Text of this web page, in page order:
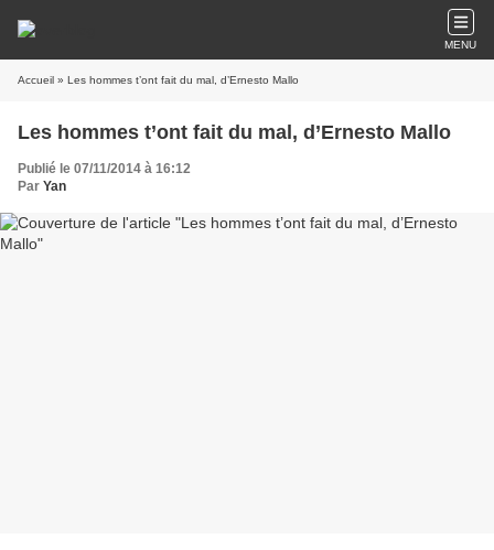
MENU
Accueil » Les hommes t’ont fait du mal, d’Ernesto Mallo
Les hommes t’ont fait du mal, d’Ernesto Mallo
Publié le 07/11/2014 à 16:12
Par Yan